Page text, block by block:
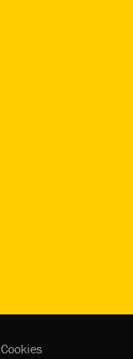
Cookies